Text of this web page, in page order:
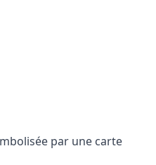
par une carte